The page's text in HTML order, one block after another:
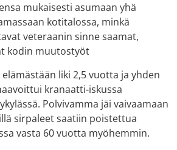
mukaisesti asumaan yhä
kotitalossa, minkä
veteraanin sinne saamat,
kodin muutostyöt
liki 2,5 vuotta ja yhden
kranaatti-iskussa
Polvivamma jäi vaivaamaan
sirpaleet saatiin poistettua
vasta 60 vuotta myöhemmin.